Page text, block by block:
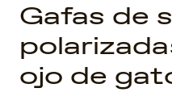
Gafas de
ojo de